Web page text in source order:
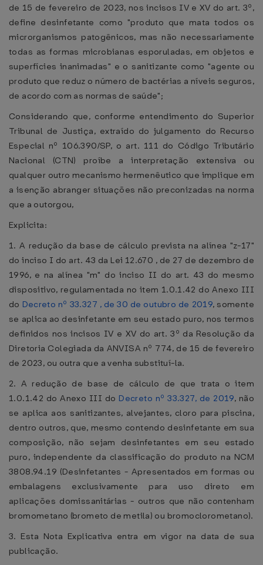
de 15 de fevereiro de 2023, nos incisos IV e XV do art. 3º,
define desinfetante como "produto que mata todos os
microrganismos patogênicos, mas não necessariamente
todas as formas microbianas esporuladas, em objetos e
superfícies inanimadas" e o sanitizante como "agente ou
produto que reduz o número de bactérias a níveis seguros,
de acordo com as normas de saúde";
Considerando que, conforme entendimento do Superior
Tribunal de Justiça, extraído do julgamento do Recurso
Especial nº 106.390/SP, o art. 111 do Código Tributário
Nacional (CTN) proíbe a interpretação extensiva ou
qualquer outro mecanismo hermenêutico que implique em
a isenção abranger situações não preconizadas na norma
que a outorgou,
Explicita:
1. A redução da base de cálculo prevista na alínea "z-17"
do inciso I do art. 43 da Lei 12.670 , de 27 de dezembro de
1996, e na alínea "m" do inciso II do art. 43 do mesmo
dispositivo, regulamentada no item 1.0.1.42 do Anexo III
do Decreto nº 33.327 , de 30 de outubro de 2019, somente
se aplica ao desinfetante em seu estado puro, nos termos
definidos nos incisos IV e XV do art. 3º da Resolução da
Diretoria Colegiada da ANVISA nº 774, de 15 de fevereiro
de 2023, ou outra que a venha substituí-la.
2. A redução de base de cálculo de que trata o item
1.0.1.42 do Anexo III do Decreto nº 33.327, de 2019, não
se aplica aos sanitizantes, alvejantes, cloro para piscina,
dentro outros, que, mesmo contendo desinfetante em sua
composição, não sejam desinfetantes em seu estado
puro, independente da classificação do produto na NCM
3808.94.19 (Desinfetantes - Apresentados em formas ou
embalagens exclusivamente para uso direto em
aplicações domissanitárias - outros que não contenham
bromometano (brometo de metila) ou bromoclorometano).
3. Esta Nota Explicativa entra em vigor na data de sua
publicação.